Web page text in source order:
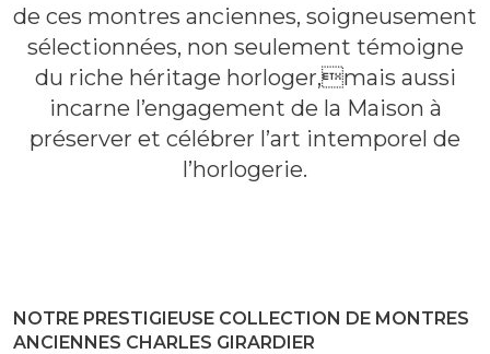
de ces montres anciennes, soigneusement
sélectionnées, non seulement témoigne
du riche héritage horloger,mais aussi
incarne l’engagement de la Maison à
préserver et célébrer l’art intemporel de
l’horlogerie.
NOTRE PRESTIGIEUSE COLLECTION DE MONTRES
ANCIENNES CHARLES GIRARDIER